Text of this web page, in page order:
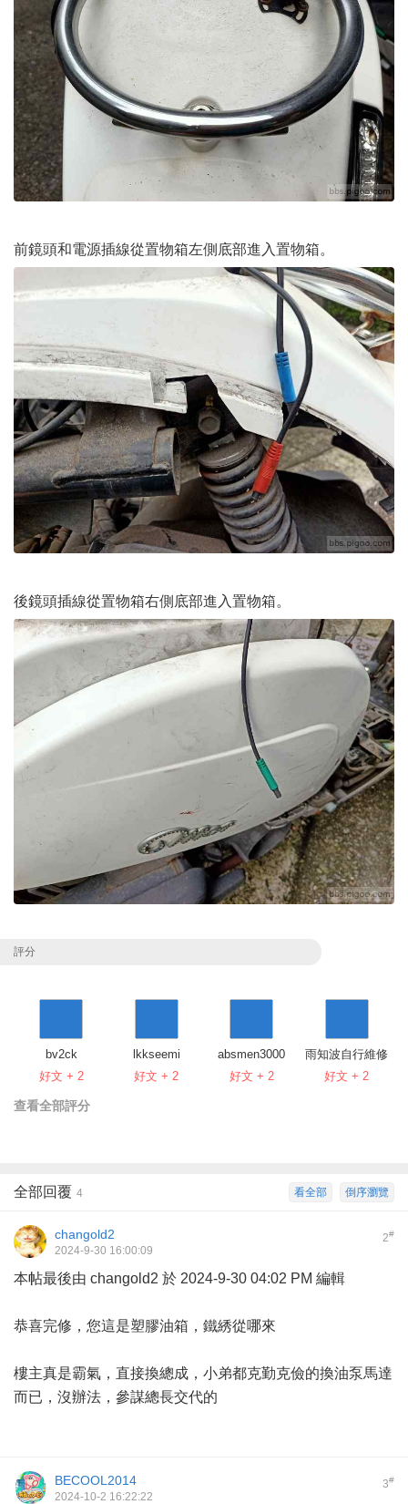
前鏡頭和電源插線從置物箱左側底部進入置物箱。
後鏡頭插線從置物箱右側底部進入置物箱。
評分
bv2ck
好文 + 2
lkkseemi
好文 + 2
absmen3000
好文 + 2
雨知波自行維修
好文 + 2
查看全部評分
倒序瀏覽
看全部
全部回覆 4
2#
changold2
2024-9-30 16:00:09
本帖最後由 changold2 於 2024-9-30 04:02 PM 編輯
恭喜完修，您這是塑膠油箱，鐵綉從哪來
樓主真是霸氣，直接換總成，小弟都克勤克儉的換油泵馬達
而已，沒辦法，參謀總長交代的
3#
BECOOL2014
2024-10-2 16:22:22